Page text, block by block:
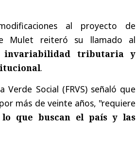
al proyecto de
Mulet reiteró su llamado al
tributaria y
.
Social (FRVS) señaló que
más de veinte años, "requiere
que buscan el país y las